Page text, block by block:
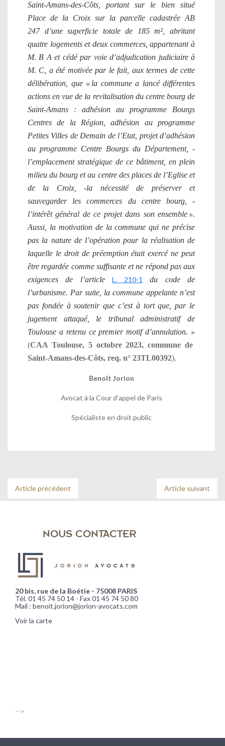
Saint-Amans-des-Côts, portant sur le bien situé
Place de la Croix sur la parcelle cadastrée AB
247 d’une superficie totale de 185 m², abritant
quatre logements et deux commerces, appartenant à
M. B A et cédé par voie d’adjudication judiciaire à
M. C, a été motivée par le fait, aux termes de cette
délibération, que « la commune a lancé différentes
actions en vue de la revitalisation du centre bourg de
Saint-Amans : adhésion au programme Bourgs
Centres de la Région, adhésion au programme
Petites Villes de Demain de l’Etat, projet d’adhésion
au programme Centre Bourgs du Département, -
l’emplacement stratégique de ce bâtiment, en plein
milieu du bourg et au centre des places de l’Eglise et
de la Croix, -la nécessité de préserver et
sauvegarder les commerces du centre bourg, -
l’intérêt général de ce projet dans son ensemble ».
Aussi, la motivation de la commune qui ne précise
pas la nature de l’opération pour la réalisation de
laquelle le droit de préemption était exercé ne peut
être regardée comme suffisante et ne répond pas aux
exigences de l’articleL. 210-1
du code de
l’urbanisme. Par suite, la commune appelante n’est
pas fondée à soutenir que c’est à tort que, par le
jugement attaqué, le tribunal administratif de
Toulouse a retenu ce premier motif d’annulation. »
(CAA Toulouse, 5 octobre 2023, commune de
Saint-Amans-des-Côts, req. n° 23TL00392).
Benoît Jorion
Avocat à la Cour d’appel de Paris
Spécialiste en droit public
Article précédent Article suivant
NOUS CONTACTER
20 bis, rue de la Boétie - 75008 PARIS
Tél. 01 45 74 50 14 - Fax 01 45 74 50 80
Mail : benoit.jorion@jorion-avocats.com
Voir la carte
-->